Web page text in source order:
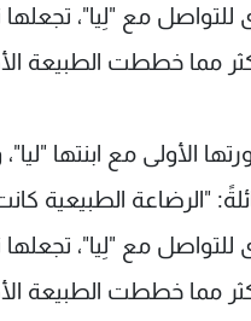
للتواصل مع "لِيا"،
مما خططت الطبيعة
الأولى مع ابنتها
"الرضاعة الطبيعية
للتواصل مع "لِيا"،
مما خططت الطبيعة